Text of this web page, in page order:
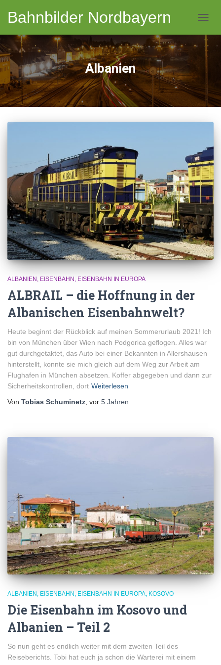
Bahnbilder Nordbayern
Albanien
ALBANIEN EISENBAHN EISENBAHN IN EUROPA
ALBRAIL – die Hoffnung in der
Albanischen Eisenbahnwelt?
Heute beginnt der Rückblick auf meinen Sommerurlaub 2021! Ich
bin von München über Wien nach Podgorica geflogen. Alles war
gut durchgetaktet, das Auto bei einer Bekannten in Allershausen
hinterstellt, konnte sie mich gleich auf dem Weg zur Arbeit am
Flughafen in München absetzen. Koffer abgegeben und dann zur
Sicherheitskontrollen, dort Weiterlesen
Von Tobias Schuminetz , vor 5 Jahren
ALBANIEN EISENBAHN EISENBAHN IN EUROPA KOSOVO
Die Eisenbahn im Kosovo und
Albanien – Teil 2
So nun geht es endlich weiter mit dem zweiten Teil des
Reiseberichts. Tobi hat euch ja schon die Warterei mit einem